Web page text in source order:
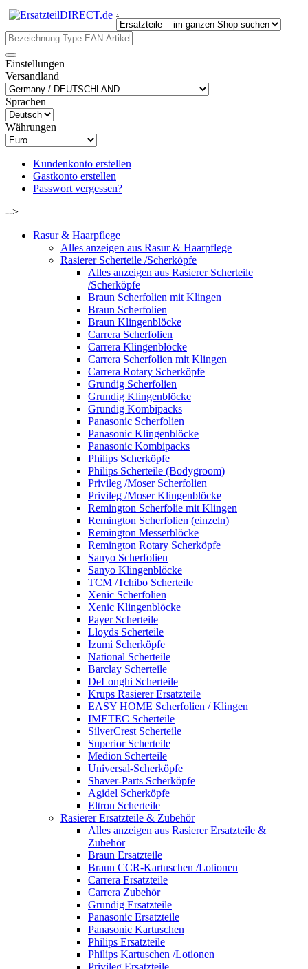
.
Einstellungen
Versandland
Sprachen
Währungen
Kundenkonto erstellen
Gastkonto erstellen
Passwort vergessen?
-->
Rasur & Haarpflege
Alles anzeigen aus Rasur & Haarpflege
Rasierer Scherteile /Scherköpfe
Alles anzeigen aus Rasierer Scherteile
/Scherköpfe
Braun Scherfolien mit Klingen
Braun Scherfolien
Braun Klingenblöcke
Carrera Scherfolien
Carrera Klingenblöcke
Carrera Scherfolien mit Klingen
Carrera Rotary Scherköpfe
Grundig Scherfolien
Grundig Klingenblöcke
Grundig Kombipacks
Panasonic Scherfolien
Panasonic Klingenblöcke
Panasonic Kombipacks
Philips Scherköpfe
Philips Scherteile (Bodygroom)
Privileg /Moser Scherfolien
Privileg /Moser Klingenblöcke
Remington Scherfolie mit Klingen
Remington Scherfolien (einzeln)
Remington Messerblöcke
Remington Rotary Scherköpfe
Sanyo Scherfolien
Sanyo Klingenblöcke
TCM /Tchibo Scherteile
Xenic Scherfolien
Xenic Klingenblöcke
Payer Scherteile
Lloyds Scherteile
Izumi Scherköpfe
National Scherteile
Barclay Scherteile
DeLonghi Scherteile
Krups Rasierer Ersatzteile
EASY HOME Scherfolien / Klingen
IMETEC Scherteile
SilverCrest Scherteile
Superior Scherteile
Medion Scherteile
Universal-Scherköpfe
Shaver-Parts Scherköpfe
Agidel Scherköpfe
Eltron Scherteile
Rasierer Ersatzteile & Zubehör
Alles anzeigen aus Rasierer Ersatzteile &
Zubehör
Braun Ersatzteile
Braun CCR-Kartuschen /Lotionen
Carrera Ersatzteile
Carrera Zubehör
Grundig Ersatzteile
Panasonic Ersatzteile
Panasonic Kartuschen
Philips Ersatzteile
Philips Kartuschen /Lotionen
Privileg Ersatzteile